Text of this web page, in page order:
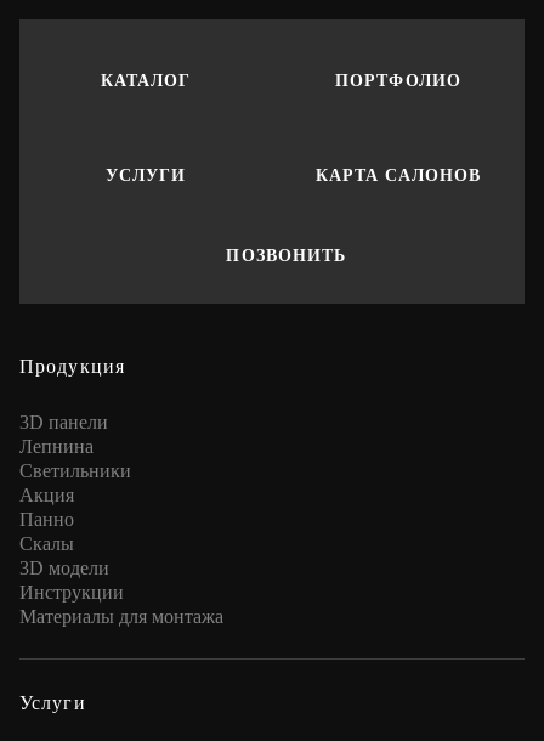
КАТАЛОГ ПОРТФОЛИО
УСЛУГИ КАРТА САЛОНОВ
ПОЗВОНИТЬ
Продукция
3D панели
Лепнина
Cветильники
Акция
Панно
Скалы
3D модели
Инструкции
Материалы для монтажа
Услуги